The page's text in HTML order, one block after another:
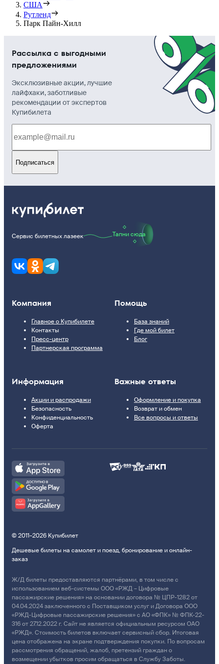
США
Рутленд
Парк Пайн-Хилл
Рассылка с выгодными
предложениями
Эксклюзивные акции, лучшие
лайфхаки, заботливые
рекомендации от экспертов
Купибилета
Подписаться
Сервис билетных лазеек Тапни сюда
Компания
Главное о Купибилете
Контакты
Пресс-центр
Партнерская программа
Помощь
База знаний
Где мой билет
Блог
Информация
Акции и распродажи
Безопасность
Конфиденциальность
Оферта
Важные ответы
Оформление и покупка
Возврат и обмен
Все вопросы и ответы
© 2011–2026 Купибилет
Дешевые билеты на самолет и поезд, бронирование и онлайн-
заказ
Ж/Д билеты предоставляются партнёрами, в том числе с
использованием веб-системы ООО «РЖД – Цифровые
пассажирские решения» на основании договора № ЦПР-1282 от
04.04.2024 заключенного с Поставщиком услуг и Договора ООО
«РЖД-Цифровые пассажирские решения» с АО «ФПК» № ФПК-22-
316 от 27.12.2022 г. Сайт не является официальным ресурсом ОАО
«РЖД». Стоимость билетов включает сервисный сбор. Итоговая
цена отображена на экране подтверждения покупки. По вопросам
рассмотрения обращений, жалоб, претензий граждан о
возмещении убытков просим обращаться в Службу Заботы.